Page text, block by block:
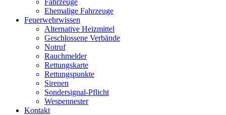
Fahrzeuge
Ehemalige Fahrzeuge
Feuerwehrwissen
Alternative Heizmittel
Geschlossene Verbände
Notruf
Rauchmelder
Rettungskarte
Rettungspunkte
Sirenen
Sondersignal-Pflicht
Wespennester
Kontakt